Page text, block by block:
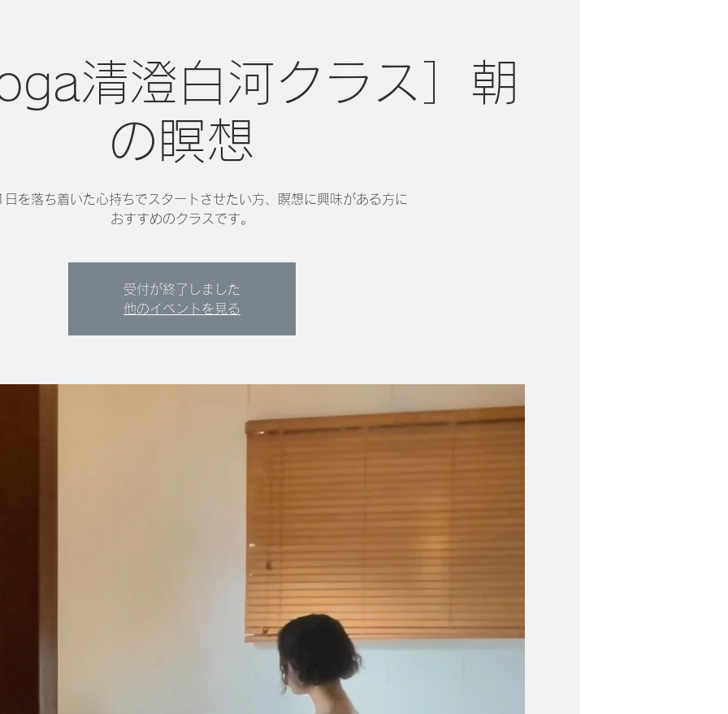
清澄白河クラス］朝
の瞑想
を落ち着いた心持ちでスタートさせたい方、瞑想に興味がある方に
おすすめのクラスです。
受付が終了しました
他のイベントを見る